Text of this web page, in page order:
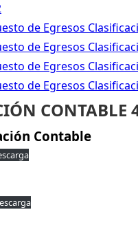
de Egresos
de Egresos
de Egresos
de Egresos
CONTABLE
Contable